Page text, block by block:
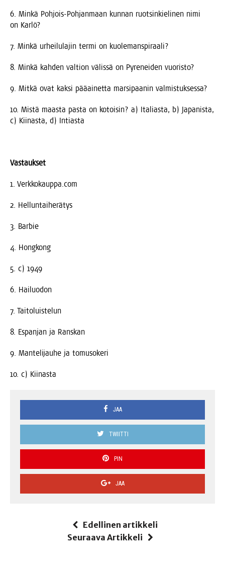
6. Min­kä Poh­jois-Poh­jan­maan kun­nan ruot­sin­kie­li­nen nimi
on Karlö?
7. Min­kä urhei­lu­la­jin ter­mi on kuolemanspiraali?
8. Min­kä kah­den val­tion välis­sä on Pyre­nei­den vuoristo?
9. Mit­kä ovat kak­si pää­ai­net­ta mar­si­paa­nin valmistuksessa?
10. Mis­tä maas­ta pas­ta on kotoi­sin? a) Ita­lias­ta, b) Japa­nis­ta,
c) Kii­nas­ta, d) Intiasta
Vas­tauk­set
1. Verkkokauppa.com
2. Hel­lun­tai­he­rä­tys
3. Bar­bie
4. Hong­kong
5. c) 1949
6. Hai­luo­don
7. Tai­to­luis­te­lun
8. Espan­jan ja Ranskan
9. Man­te­li­jau­he ja tomusokeri
10. c) Kiinasta
JAA
TWIITTI
PIN
JAA
Edellinen artikkeli
Seuraava Artikkeli